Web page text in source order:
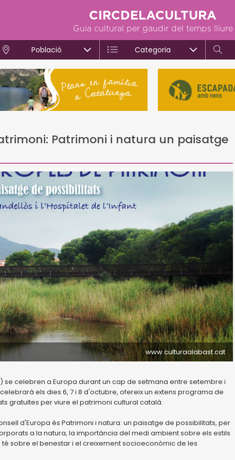
CIRCDELACULTURA
Guia cultural per gaudir del temps lliure
Població Categoria
Patrimoni i natura un paisatge
www.culturaalabast.cat
se celebren a Europa durant un cap de setmana entre setembre i
els dies 6, 7 i 8 d'octubre, ofereix un extens programa de
gratuïtes per viure el patrimoni cultural català.
d'Europa és Patrimoni i natura: un paisatge de possibilitats, per
a la natura, la importància del medi ambient sobre els estils
sobre el benestar i el creixement socioeconòmic de les